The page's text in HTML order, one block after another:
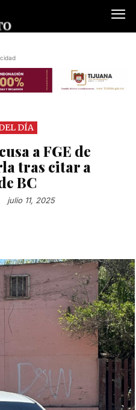
DÍA
a FGE de
tras citar a
BC
julio 11, 2025